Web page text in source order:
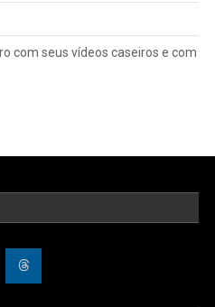
com seus vídeos caseiros e com